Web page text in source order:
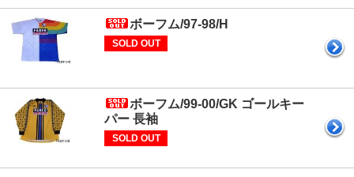
ボーフム/97-98/H
SOLD OUT
ボーフム/99-00/GK ゴールキー
パー 長袖
SOLD OUT